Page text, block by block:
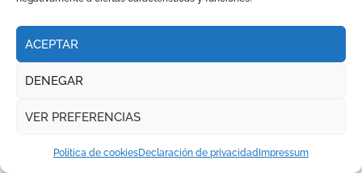
ACEPTAR
DENEGAR
VER PREFERENCIAS
Política de cookiesDeclaración de privacidad Impressum
hombros y Borja Jiménez
firma la faena de mayor
impacto en El Puerto